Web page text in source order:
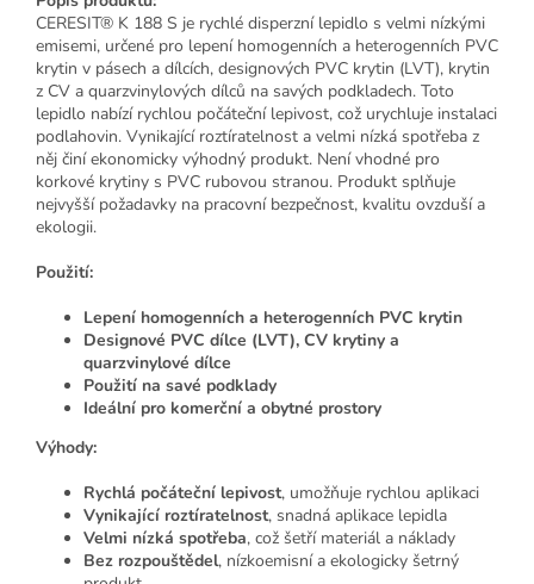
CERESIT® K 188 S je rychlé disperzní lepidlo s velmi nízkými
emisemi, určené pro lepení homogenních a heterogenních PVC
krytin v pásech a dílcích, designových PVC krytin (LVT), krytin
z CV a quarzvinylových dílců na savých podkladech. Toto
lepidlo nabízí rychlou počáteční lepivost, což urychluje instalaci
podlahovin. Vynikající roztíratelnost a velmi nízká spotřeba z
něj činí ekonomicky výhodný produkt. Není vhodné pro
korkové krytiny s PVC rubovou stranou. Produkt splňuje
nejvyšší požadavky na pracovní bezpečnost, kvalitu ovzduší a
ekologii.
Použití:
Lepení homogenních a heterogenních PVC krytin
Designové PVC dílce (LVT), CV krytiny a
quarzvinylové dílce
Použití na savé podklady
Ideální pro komerční a obytné prostory
Výhody:
Rychlá počáteční lepivost, umožňuje rychlou aplikaci
Vynikající roztíratelnost, snadná aplikace lepidla
Velmi nízká spotřeba, což šetří materiál a náklady
Bez rozpouštědel, nízkoemisní a ekologicky šetrný